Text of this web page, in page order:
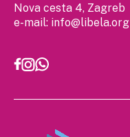
Nova cesta 4, Zagreb
e-mail: info@libela.org